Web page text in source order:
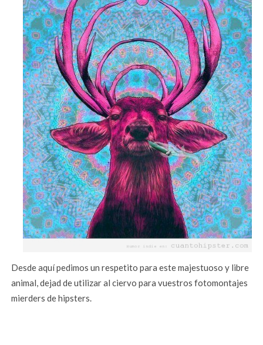
Desde aquí pedimos un respetito para este majestuoso y libre
animal, dejad de utilizar al ciervo para vuestros fotomontajes
mierders de hipsters.